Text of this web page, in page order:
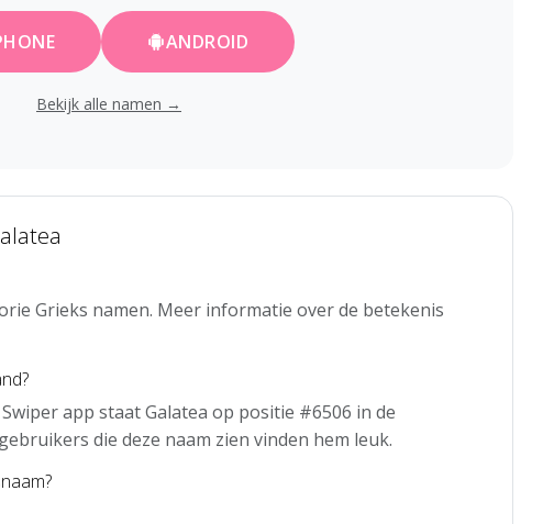
ANDROID
Bekijk alle namen →
Grieks namen. Meer informatie over de betekenis
app staat Galatea op positie #6506 in de
die deze naam zien vinden hem leuk.